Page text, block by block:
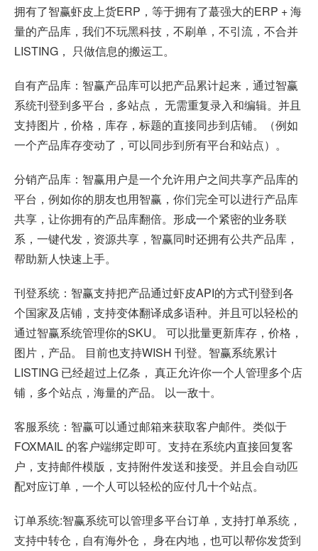
拥有了智赢虾皮上货ERP，等于拥有了蕞强大的ERP + 海
量的产品库，我们不玩黑科技，不刷单，不引流，不合并
LISTING， 只做信息的搬运工。
自有产品库：智赢产品库可以把产品累计起来，通过智赢
系统刊登到多平台，多站点， 无需重复录入和编辑。并且
支持图片，价格，库存，标题的直接同步到店铺。（例如
一个产品库存变动了，可以同步到所有平台和站点）。
分销产品库：智赢用户是一个允许用户之间共享产品库的
平台，例如你的朋友也用智赢，你们完全可以进行产品库
共享，让你拥有的产品库翻倍。形成一个紧密的业务联
系，一键代发，资源共享，智赢同时还拥有公共产品库，
帮助新人快速上手。
刊登系统：智赢支持把产品通过虾皮API的方式刊登到各
个国家及店铺，支持变体翻译成多语种。并且可以轻松的
通过智赢系统管理你的SKU。 可以批量更新库存，价格，
图片，产品。 目前也支持WISH 刊登。智赢系统累计
LISTING 已经超过上亿条， 真正允许你一个人管理多个店
铺，多个站点，海量的产品。 以一敌十。
客服系统：智赢可以通过邮箱来获取客户邮件。类似于
FOXMAIL 的客户端绑定即可。支持在系统内直接回复客
户，支持邮件模版，支持附件发送和接受。并且会自动匹
配对应订单，一个人可以轻松的应付几十个站点。
订单系统:智赢系统可以管理多平台订单，支持打单系统，
支持中转仓，自有海外仓， 身在内地，也可以帮你发货到